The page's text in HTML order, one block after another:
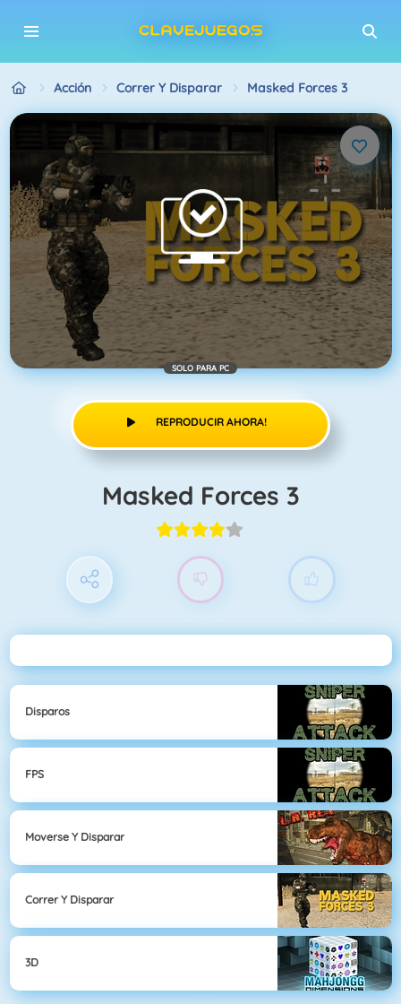
Acción Correr Y Disparar Masked Forces 3
SOLO PARA PC
REPRODUCIR AHORA!
Masked Forces 3
Disparos
FPS
Moverse Y Disparar
Correr Y Disparar
3D